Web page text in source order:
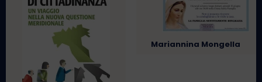
Mariannina Mongella